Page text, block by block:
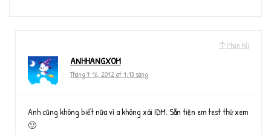
Phản hồi
ANHHANGXOM
Tháng 7 16, 2012 at 1:13 sáng
Anh cũng không biết nữa vì a không xài IDM. Sẵn tiện em test thử xem
🙂